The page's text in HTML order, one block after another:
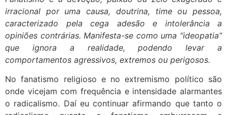
irracional por uma causa, doutrina, time ou pessoa,
caracterizado pela cega adesão e intolerância a
opiniões contrárias. Manifesta-se como uma “ideopatia”
que ignora a realidade, podendo levar a
comportamentos agressivos, extremos ou perigosos.
No fanatismo religioso e no extremismo político são
onde vicejam com frequência e intensidade alarmantes
o radicalismo. Daí eu continuar afirmando que tanto o